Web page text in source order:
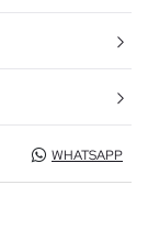
WHATSAPP